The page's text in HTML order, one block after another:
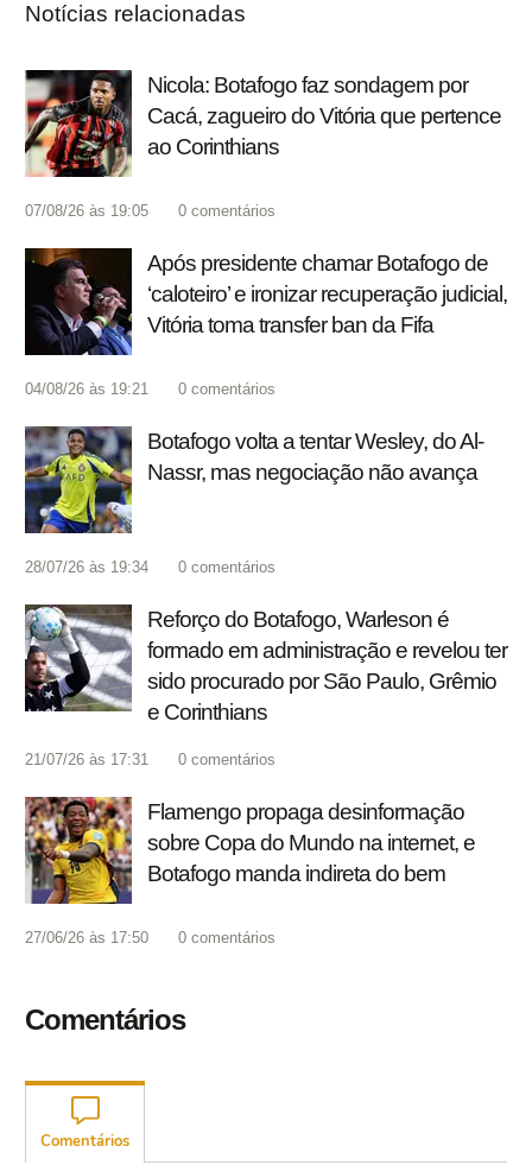
Notícias relacionadas
Nicola: Botafogo faz sondagem por
Cacá, zagueiro do Vitória que pertence
ao Corinthians
07/08/26 às 19:05 0 comentários
Após presidente chamar Botafogo de
‘caloteiro’ e ironizar recuperação judicial,
Vitória toma transfer ban da Fifa
04/08/26 às 19:21 0 comentários
Botafogo volta a tentar Wesley, do Al-
Nassr, mas negociação não avança
28/07/26 às 19:34 0 comentários
Reforço do Botafogo, Warleson é
formado em administração e revelou ter
sido procurado por São Paulo, Grêmio
e Corinthians
21/07/26 às 17:31 0 comentários
Flamengo propaga desinformação
sobre Copa do Mundo na internet, e
Botafogo manda indireta do bem
27/06/26 às 17:50 0 comentários
Comentários